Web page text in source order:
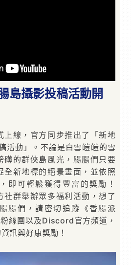
島攝影投稿活動開
上線，官方同步推出了「新地
活動」。不論是白雪皚皚的雪
礡的群俠島風光，腸腸們只要
全新地標的絕景畫面，並依照
即可輕鬆獲得豐富的獎勵！
社群舉辦眾多福利活動，想了
腸們，請密切追蹤《香腸派
絲團以及Discord官方頻道，
訊與好康獎勵！